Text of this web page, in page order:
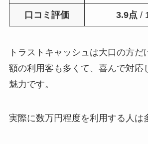
口コミ評価 3.9点 /
トラストキャッシュは大口の方だ
額の利用客も多くて、喜んで対応
魅力です。
実際に数万円程度を利用する人は